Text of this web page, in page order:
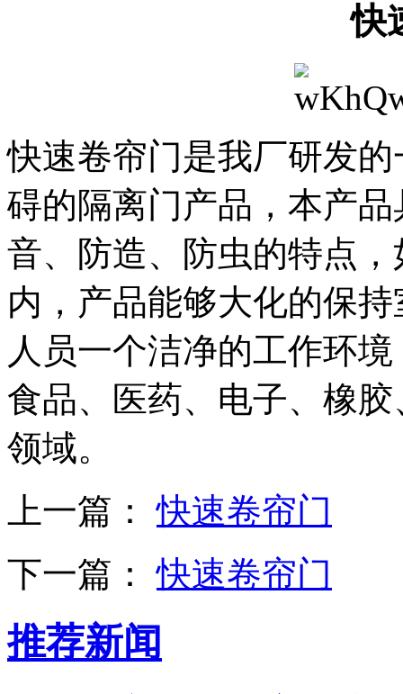
快
快速卷帘门是我厂研发
碍的隔离门产品，本产
音、防造、防虫的特点
内，产品能够大化的保
人员一个洁净的工作环
食品、医药、电子、橡
领域。
上一篇：快速卷帘门
下一篇：快速卷帘门
推荐新闻